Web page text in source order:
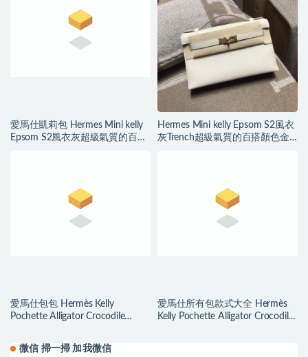
愛馬仕凱莉包 Hermes Mini kelly
Epsom S2風衣灰超級氣質的百搭
Hermes Mini kelly Epsom S2風衣
灰Trench超級氣質的百搭顏色金
愛馬仕包包 Hermès Kelly
Pochette Alligator Crocodile
愛馬仕所有包款式大全 Hermès
Kelly Pochette Alligator Crocodile
微信 掃一掃 加我微信